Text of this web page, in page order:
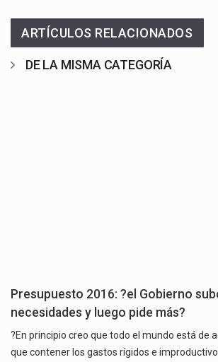
ARTÍCULOS RELACIONADOS
DE LA MISMA CATEGORÍA
Presupuesto 2016: ?el Gobierno
necesidades y luego pide más?
?En principio creo que todo el mundo está de
que contener los gastos rígidos e